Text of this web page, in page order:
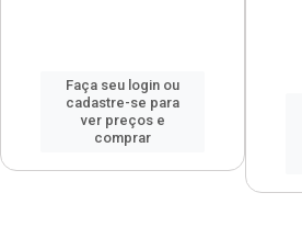
Faça seu login ou
cadastre-se para
ver preços e
comprar